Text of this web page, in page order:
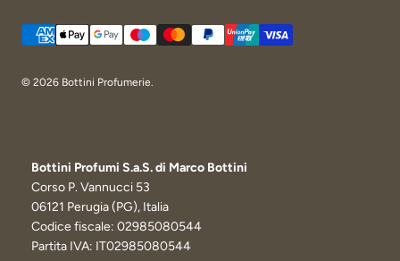
Metodi di pagamento accettati
© 2026 Bottini Profumerie.
Bottini Profumi S.a.S. di Marco Bottini
Corso P. Vannucci 53
06121 Perugia (PG), Italia
Codice fiscale: 02985080544
Partita IVA: IT02985080544